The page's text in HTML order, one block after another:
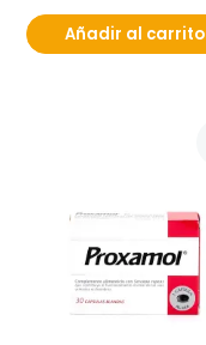
Añadir al carrito